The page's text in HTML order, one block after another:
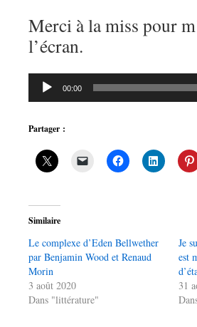
Merci à la miss pour
l’écran.
Lecteur
00:00
Partager :
Similaire
Le complexe d’Eden Bellwether
par Benjamin Wood et Renaud
Morin
3 août 2020
Dans "littérature"
Je
est
31